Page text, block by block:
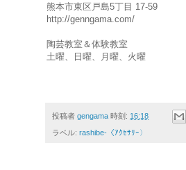
熊本市東区戸島5丁目 17-59
http://genngama.com/
陶芸教室＆体験教室
土曜、日曜、月曜、火曜
投稿者 gengama 時刻: 16:18
ラベル: rashibe-〈ｱｸｾｻﾘｰ〉